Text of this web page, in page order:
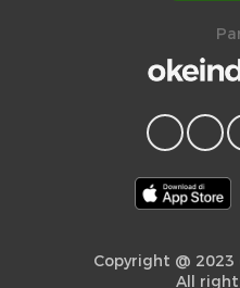
Copyright @
All right